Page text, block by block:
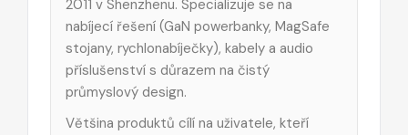
2011 v Shenzhenu. Specializuje se na
nabíjecí řešení (GaN powerbanky, MagSafe
stojany, rychlonabíječky), kabely a audio
příslušenství s důrazem na čistý
průmyslový design.
Většina produktů cílí na uživatele, kteří